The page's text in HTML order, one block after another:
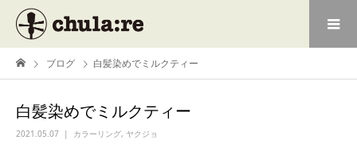
ブログ 白髪染めでミルクティー
白髪染めでミルクティー
2021.05.07 カラーリング, ヤクジョ